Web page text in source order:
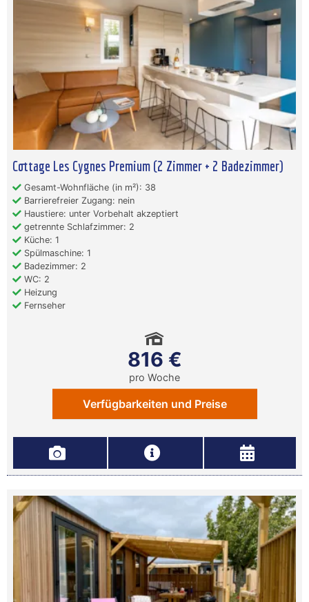
Cottage Les Cygnes Premium (2 Zimmer + 2 Badezimmer)
Gesamt-Wohnfläche (in m²): 38
Barrierefreier Zugang: nein
Haustiere: unter Vorbehalt akzeptiert
getrennte Schlafzimmer: 2
Küche: 1
Spülmaschine: 1
Badezimmer: 2
WC: 2
Heizung
Fernseher
816 €
pro Woche
Verfügbarkeiten und Preise